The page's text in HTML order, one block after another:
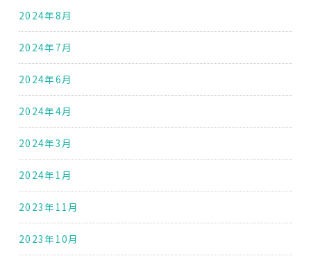
2024年8月
2024年7月
2024年6月
2024年4月
2024年3月
2024年1月
2023年11月
2023年10月